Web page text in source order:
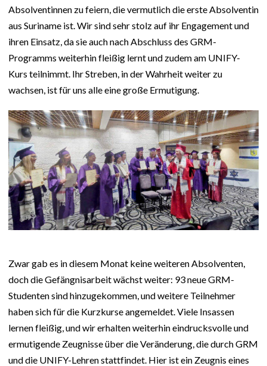
Absolventinnen zu feiern, die vermutlich die erste Absolventin
aus Suriname ist. Wir sind sehr stolz auf ihr Engagement und
ihren Einsatz, da sie auch nach Abschluss des GRM-
Programms weiterhin fleißig lernt und zudem am UNIFY-
Kurs teilnimmt. Ihr Streben, in der Wahrheit weiter zu
wachsen, ist für uns alle eine große Ermutigung.
Zwar gab es in diesem Monat keine weiteren Absolventen,
doch die Gefängnisarbeit wächst weiter: 93 neue GRM-
Studenten sind hinzugekommen, und weitere Teilnehmer
haben sich für die Kurzkurse angemeldet. Viele Insassen
lernen fleißig, und wir erhalten weiterhin eindrucksvolle und
ermutigende Zeugnisse über die Veränderung, die durch GRM
und die UNIFY-Lehren stattfindet. Hier ist ein Zeugnis eines